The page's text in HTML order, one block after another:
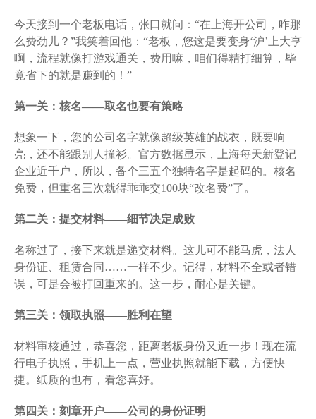
今天接到一个老板电话，张口就问：“在上海开公司，咋那
么费劲儿？”我笑着回他：“老板，您这是要变身‘沪’上大亨
啊，流程就像打游戏通关，费用嘛，咱们得精打细算，毕
竟省下的就是赚到的！”
第一关：核名——取名也要有策略
想象一下，您的公司名字就像超级英雄的战衣，既要响
亮，还不能跟别人撞衫。官方数据显示，上海每天新登记
企业近千户，所以，备个三五个独特名字是起码的。核名
免费，但重名三次就得乖乖交100块“改名费”了。
第二关：提交材料——细节决定成败
名称过了，接下来就是递交材料。这儿可不能马虎，法人
身份证、租赁合同……一样不少。记得，材料不全或者错
误，可是会被打回重来的。这一步，耐心是关键。
第三关：领取执照——胜利在望
材料审核通过，恭喜您，距离老板身份又近一步！现在流
行电子执照，手机上一点，营业执照就能下载，方便快
捷。纸质的也有，看您喜好。
第四关：刻章开户——公司的身份证明